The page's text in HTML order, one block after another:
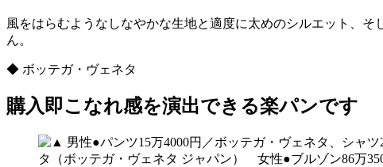
風をはらむようなしなやかな生地と適度に太めのシルエット、
ん。
◆ ボッテガ・ヴェネタ
購入即こなれ感を演出できる楽パンです